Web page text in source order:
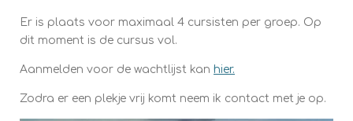
Er is plaats voor maximaal 4 cursisten per groep. Op
dit moment is de cursus vol.
Aanmelden voor de wachtlijst kan hier.
Zodra er een plekje vrij komt neem ik contact met je op.